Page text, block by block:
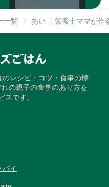
一覧 あい ︴栄養士ママが作
レシピ・コツ・食事の様
の親子の食事のあり方を
スです。
バイ